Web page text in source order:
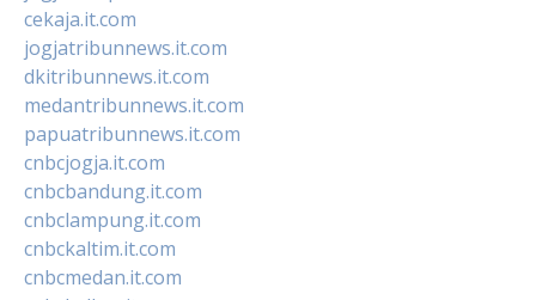
cekaja.it.com
jogjatribunnews.it.com
dkitribunnews.it.com
medantribunnews.it.com
papuatribunnews.it.com
cnbcjogja.it.com
cnbcbandung.it.com
cnbclampung.it.com
cnbckaltim.it.com
cnbcmedan.it.com